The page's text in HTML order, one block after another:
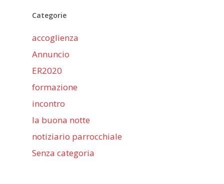
Categorie
accoglienza
Annuncio
ER2020
formazione
incontro
la buona notte
notiziario parrocchiale
Senza categoria